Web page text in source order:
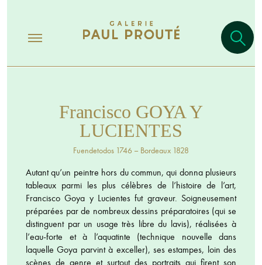
Francisco GOYA Y
LUCIENTES
Fuendetodos 1746 – Bordeaux 1828
Autant qu’un peintre hors du commun, qui donna plusieurs
tableaux parmi les plus célèbres de l’histoire de l’art,
Francisco Goya y Lucientes fut graveur. Soigneusement
préparées par de nombreux dessins préparatoires (qui se
distinguent par un usage très libre du lavis), réalisées à
l’eau-forte et à l’aquatinte (technique nouvelle dans
laquelle Goya parvint à exceller), ses estampes, loin des
scènes de genre et surtout des portraits qui firent son